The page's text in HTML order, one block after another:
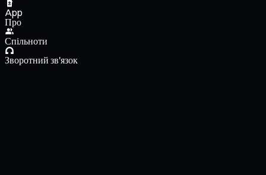
App
Про
Спільноти
Зворотний зв'язок